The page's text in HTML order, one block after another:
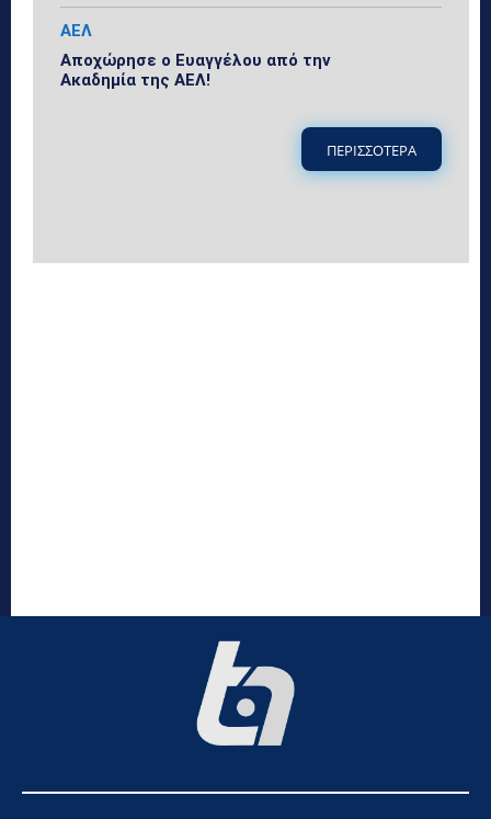
ΑΕΛ
Αποχώρησε ο Ευαγγέλου από την
Ακαδημία της ΑΕΛ!
ΠΕΡΙΣΣΟΤΕΡΑ